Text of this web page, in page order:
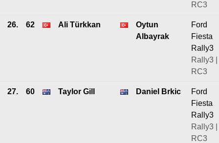
RC3
26. 62 Ali Türkkan
Oytun
Albayrak
Ford
Fiesta
Rally3
Rally3 |
RC3
27. 60 Taylor Gill Daniel Brkic
Ford
Fiesta
Rally3
Rally3 |
RC3